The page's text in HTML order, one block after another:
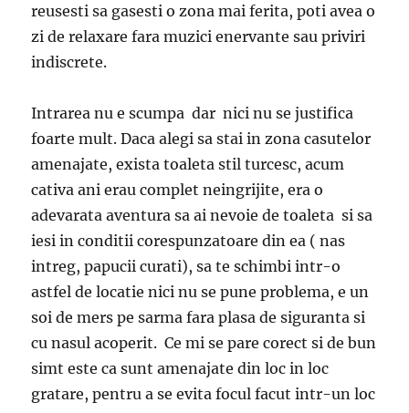
reusesti sa gasesti o zona mai ferita, poti avea o
zi de relaxare fara muzici enervante sau priviri
indiscrete.
Intrarea nu e scumpa dar nici nu se justifica
foarte mult. Daca alegi sa stai in zona casutelor
amenajate, exista toaleta stil turcesc, acum
cativa ani erau complet neingrijite, era o
adevarata aventura sa ai nevoie de toaleta si sa
iesi in conditii corespunzatoare din ea ( nas
intreg, papucii curati), sa te schimbi intr-o
astfel de locatie nici nu se pune problema, e un
soi de mers pe sarma fara plasa de siguranta si
cu nasul acoperit. Ce mi se pare corect si de bun
simt este ca sunt amenajate din loc in loc
gratare, pentru a se evita focul facut intr-un loc